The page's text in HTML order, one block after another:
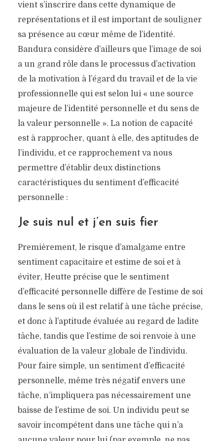
vient s’inscrire dans cette dynamique de
représentations et il est important de souligner
sa présence au cœur même de l’identité.
Bandura considère d’ailleurs que l’image de soi
a un grand rôle dans le processus d’activation
de la motivation à l’égard du travail et de la vie
professionnelle qui est selon lui « une source
majeure de l’identité personnelle et du sens de
la valeur personnelle ». La notion de capacité
est à rapprocher, quant à elle, des aptitudes de
l’individu, et ce rapprochement va nous
permettre d’établir deux distinctions
caractéristiques du sentiment d’efficacité
personnelle :
Je suis nul et j’en suis fier
Premièrement, le risque d’amalgame entre
sentiment capacitaire et estime de soi et à
éviter, Heutte précise que le sentiment
d’efficacité personnelle diffère de l’estime de soi
dans le sens où il est relatif à une tâche précise,
et donc à l’aptitude évaluée au regard de ladite
tâche, tandis que l’estime de soi renvoie à une
évaluation de la valeur globale de l’individu.
Pour faire simple, un sentiment d’efficacité
personnelle, même très négatif envers une
tâche, n’impliquera pas nécessairement une
baisse de l’estime de soi. Un individu peut se
savoir incompétent dans une tâche qui n’a